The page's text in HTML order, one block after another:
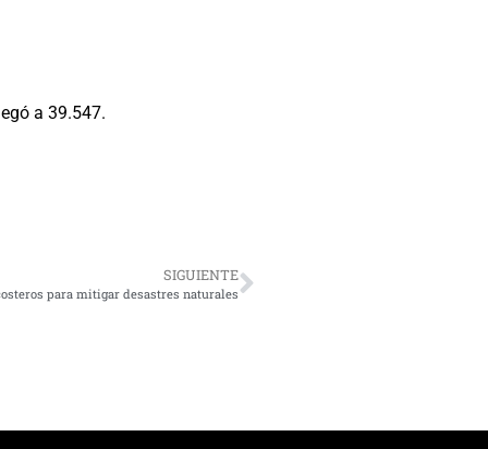
a 39.547.
SIGUIENTE
para mitigar desastres naturales